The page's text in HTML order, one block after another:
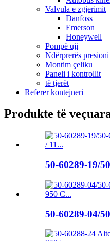
Valvula e zgjerimit
Danfoss
Emerson
Honeywell
Pompë uji
Ndërprerës presioni
Montim çeliku
Paneli i kontrollit
të tjerët
Referer kontejneri
Produkte të
50-60289-19/
50-60289-04/